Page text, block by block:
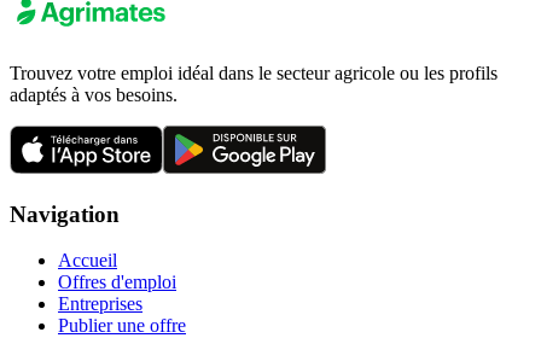
Trouvez votre emploi idéal dans le secteur agricole ou les profils
adaptés à vos besoins.
Navigation
Accueil
Offres d'emploi
Entreprises
Publier une offre